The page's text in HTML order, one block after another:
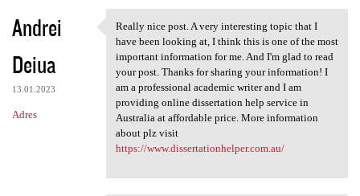
Andrei
Deiua
13.01.2023
Adres
Really nice post. A very
Really nice post. A very interesting topic that I
have been looking at, I think this is one of the most
important information for me. And I'm glad to read
your post. Thanks for sharing your information! I
am a professional academic writer and I am
providing online dissertation help service in
Australia at affordable price. More information
about plz visit
https://www.dissertationhelper.com.au/